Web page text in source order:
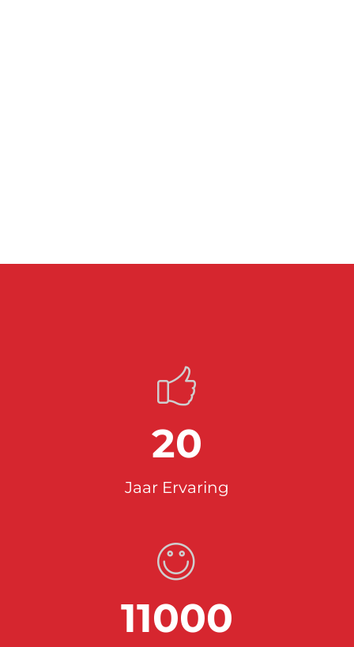
20
Jaar Ervaring
11000